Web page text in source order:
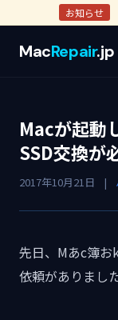
お知らせ
MacRepair.jp
Macが起動
SSD交換が
2017年10月21日 |
先日、Mあc簿
依頼がありました